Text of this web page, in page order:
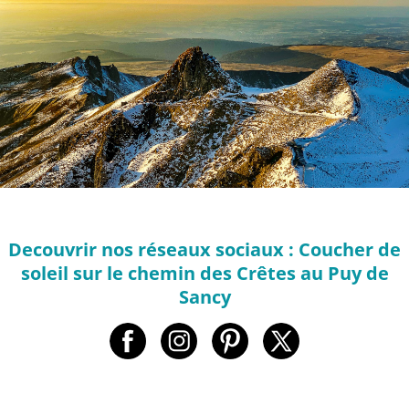
Decouvrir nos réseaux sociaux : Coucher de
soleil sur le chemin des Crêtes au Puy de
Sancy